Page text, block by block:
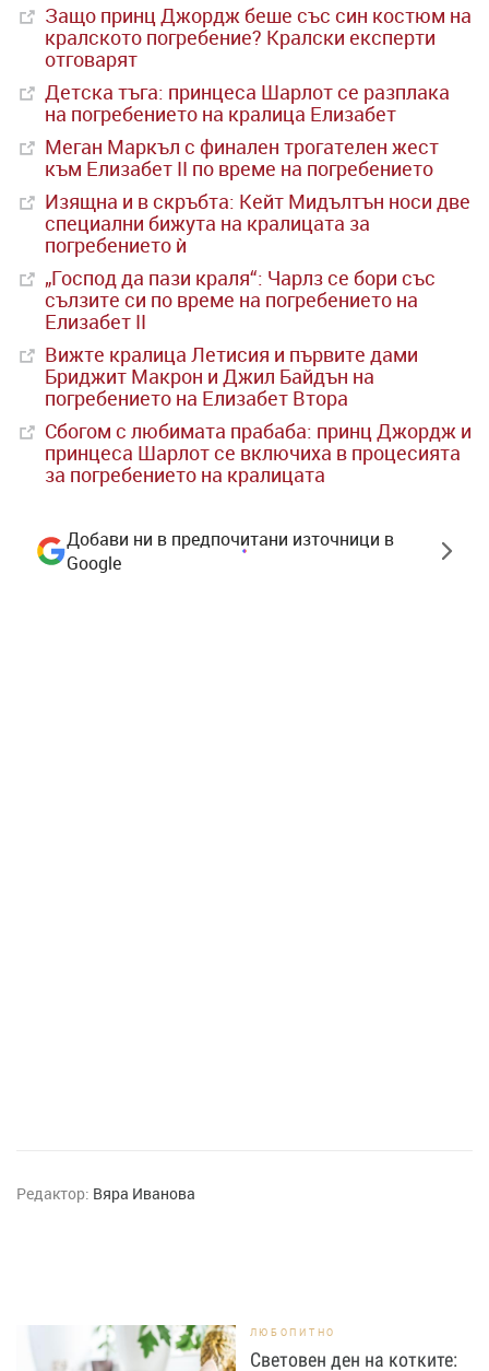
Защо принц Джордж беше със син костюм на
кралското погребение? Кралски експерти
отговарят
Детска тъга: принцеса Шарлот се разплака
на погребението на кралица Елизабет
Меган Маркъл с финален трогателен жест
към Елизабет II по време на погребението
Изящна и в скръбта: Кейт Мидълтън носи две
специални бижута на кралицата за
погребението ѝ
„Господ да пази краля“: Чарлз се бори със
сълзите си по време на погребението на
Елизабет II
Вижте кралица Летисия и първите дами
Бриджит Макрон и Джил Байдън на
погребението на Елизабет Втора
Сбогом с любимата прабаба: принц Джордж и
принцеса Шарлот се включиха в процесията
за погребението на кралицата
Добави ни в предпочитани източници в
Google
Редактор: Вяра Иванова
ЛЮБОПИТНО
Световен ден на котките: